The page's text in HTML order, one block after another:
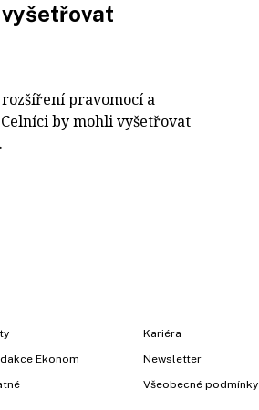
pravomocí a
by mohli vyšetřovat
Ekonom
Kariéra
Newsletter
Všeobecné podmínky